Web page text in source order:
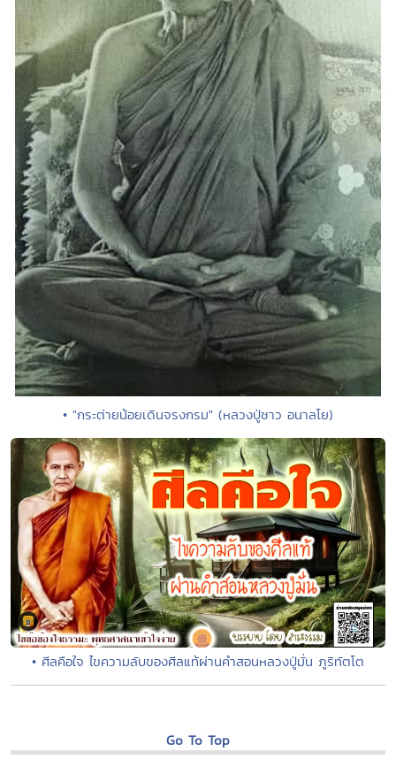
• "กระต่ายน้อยเดินจรงกรม" (หลวงปู่ชาว อนาลโย)
• ศีลคือใจ ไขความลับของศีลแท้ผ่านคำสอนหลวงปู่มั่น ภูริทัตโต
Go To Top